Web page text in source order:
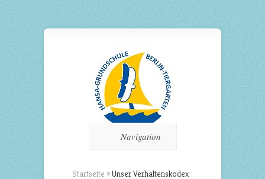
Navigation
Startseite »Unser Verhaltenskodex